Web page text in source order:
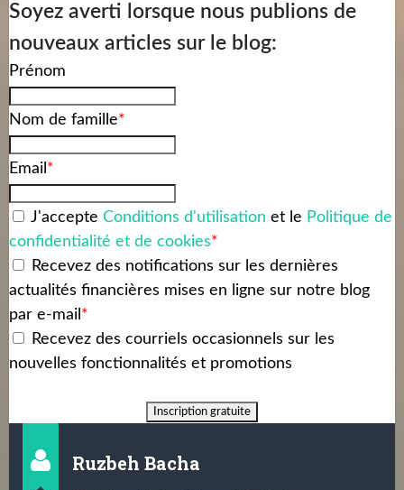
Soyez averti lorsque nous publions de
nouveaux articles sur le blog:
Prénom
Nom de famille*
Email *
J'accepte Conditions d'utilisation et le Politique de
confidentialité et de cookies*
Recevez des notifications sur les dernières
actualités financières mises en ligne sur notre blog
par e-mail *
Recevez des courriels occasionnels sur les
nouvelles fonctionnalités et promotions
Ruzbeh Bacha